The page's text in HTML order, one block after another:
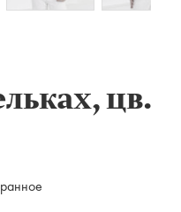
и чехлы для цв.